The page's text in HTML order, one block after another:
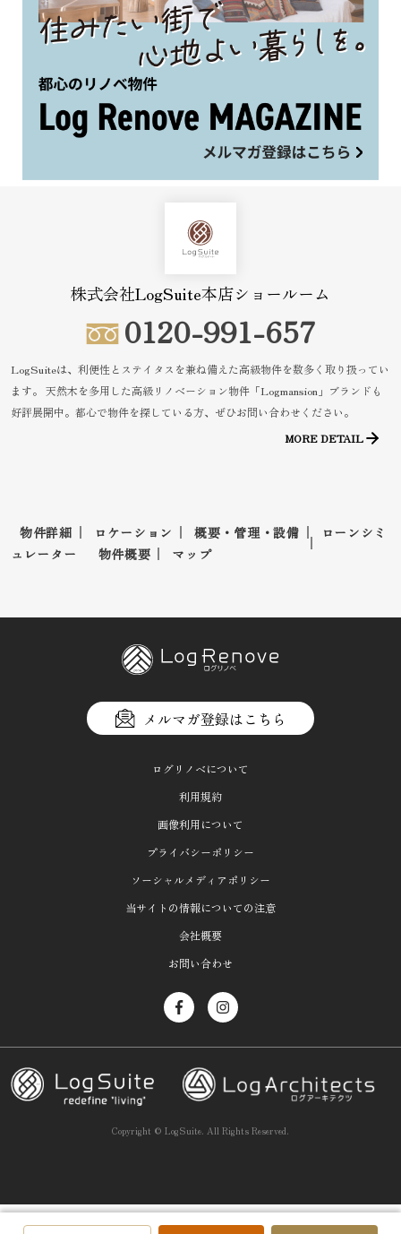
株式会社LogSuite本店ショールーム
0120-991-657
LogSuiteは、利便性とステイタスを兼ね備えた高級物件を数多く取り扱ってい
ます。 天然木を多用した高級リノベーション物件「Logmansion」ブランドも
好評展開中。都心で物件を探している方、ぜひお問い合わせください。
MORE DETAIL
物件詳細 ロケーション 概要・管理・設備
ローンシミ
ュレーター
物件概要 マップ
メルマガ登録はこちら
ログリノベについて
利用規約
画像利用について
プライバシーポリシー
ソーシャルメディアポリシー
当サイトの情報についての注意
会社概要
お問い合わせ
Copyright © LogSuite. All Rights Reserved.